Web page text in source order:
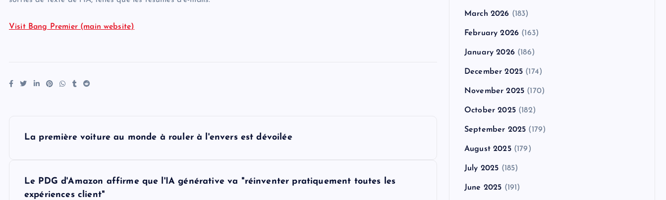
Visit Bang Premier (main website)
La première voiture au monde à rouler à l'envers est dévoilée
Le PDG d'Amazon affirme que l'IA générative va "réinventer pratiquement toutes les
expériences client"
March 2026 (183)
February 2026 (163)
January 2026(186)
December 2025 (174)
November 2025 (170)
October 2025(182)
September 2025 (179)
August 2025(179)
July 2025 (185)
June 2025 (191)